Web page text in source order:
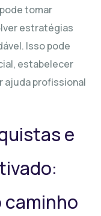
tomar
estratégias
Isso pode
estabelecer
ajuda profissional
e
caminho